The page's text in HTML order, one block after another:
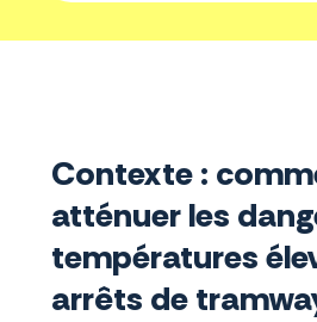
Contexte :
atténuer les
températures
arrêts de